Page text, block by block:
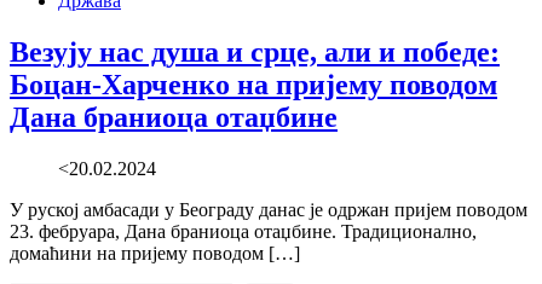
Везују нас душа и срце, али и победе:
Боцан-Харченко на пријему поводом
Дана браниоца отаџбине
<20.02.2024
У руској амбасади у Београду данас је одржан пријем поводом
23. фебруара, Дана браниоца отаџбине. Традиционално,
домаћини на пријему поводом […]